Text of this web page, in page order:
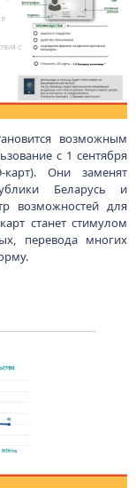
возможным
с 1 сентября
карт). Они заменят
Беларусь и
возможностей для
станет стимулом
перевода многих